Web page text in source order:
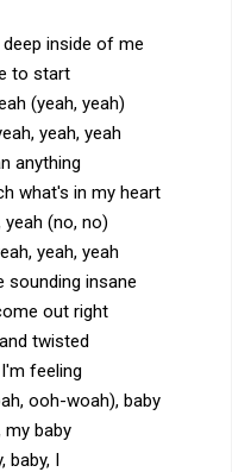
inside of me
to start
(yeah, yeah)
yeah, yeah
anything
what's in my heart
yeah (no, no)
yeah, yeah
sounding insane
out right
twisted
feeling
ooh-woah), baby
my baby
baby, I